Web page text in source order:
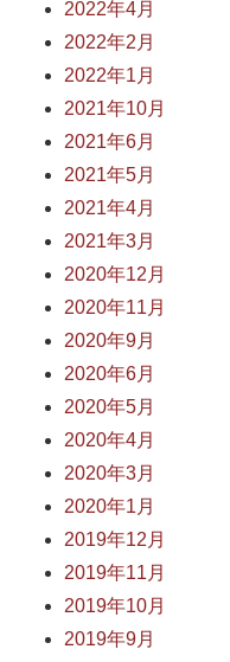
2022年4月
2022年2月
2022年1月
2021年10月
2021年6月
2021年5月
2021年4月
2021年3月
2020年12月
2020年11月
2020年9月
2020年6月
2020年5月
2020年4月
2020年3月
2020年1月
2019年12月
2019年11月
2019年10月
2019年9月